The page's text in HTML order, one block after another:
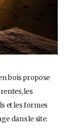
bois propose
les
et les formes
dans le site.